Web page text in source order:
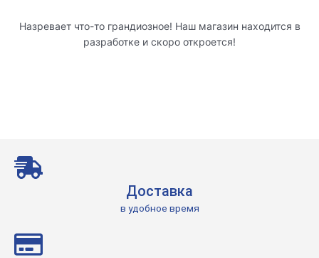
Назревает что-то грандиозное! Наш магазин находится в
разработке и скоро откроется!
Доставка
в удобное время